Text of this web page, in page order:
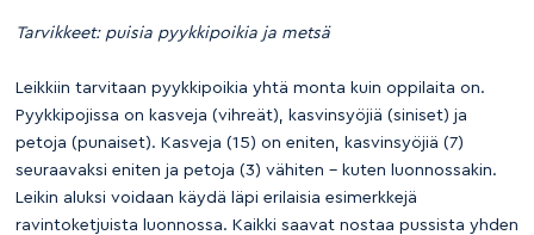
Tarvikkeet: puisia pyykkipoikia ja metsä
Leikkiin tarvitaan pyykkipoikia yhtä monta kuin oppilaita on.
Pyykkipojissa on kasveja (vihreät), kasvinsyöjiä (siniset) ja
petoja (punaiset). Kasveja (15) on eniten, kasvinsyöjiä (7)
seuraavaksi eniten ja petoja (3) vähiten – kuten luonnossakin.
Leikin aluksi voidaan käydä läpi erilaisia esimerkkejä
ravintoketjuista luonnossa. Kaikki saavat nostaa pussista yhden